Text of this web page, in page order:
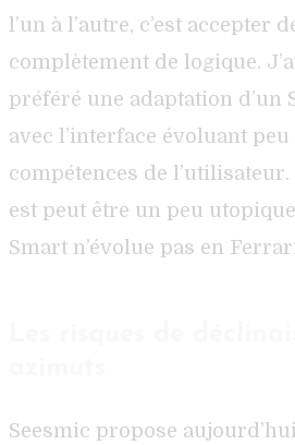
l’un à l’autre, c’est accepter
complètement de logique.
préféré une adaptation d’un
avec l’interface évoluant peu
compétences de
est peut être un peu
Smart n’évolue pas en
Seesmic propose